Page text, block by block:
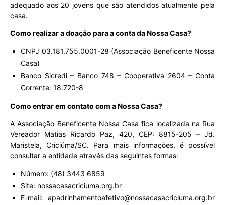
adequado aos 20 jovens que são atendidos atualmente pela
casa.
Como realizar a doação para a conta da Nossa Casa?
CNPJ 03.181.755.0001-28 (Associação Beneficente Nossa
Casa)
Banco Sicredi – Banco 748 – Cooperativa 2604 – Conta
Corrente: 18.720-8
Como entrar em contato com a Nossa Casa?
A Associação Beneficente Nossa Casa fica localizada na Rua
Vereador Matias Ricardo Paz, 420, CEP: 8815-205 – Jd.
Maristela, Criciúma/SC. Para mais informações, é possível
consultar a entidade através das seguintes formas:
Número: (48) 3443 6859
Site: nossacasacriciuma.org.br
E-mail: apadrinhamentoafetivo@nossacasacriciuma.org.br